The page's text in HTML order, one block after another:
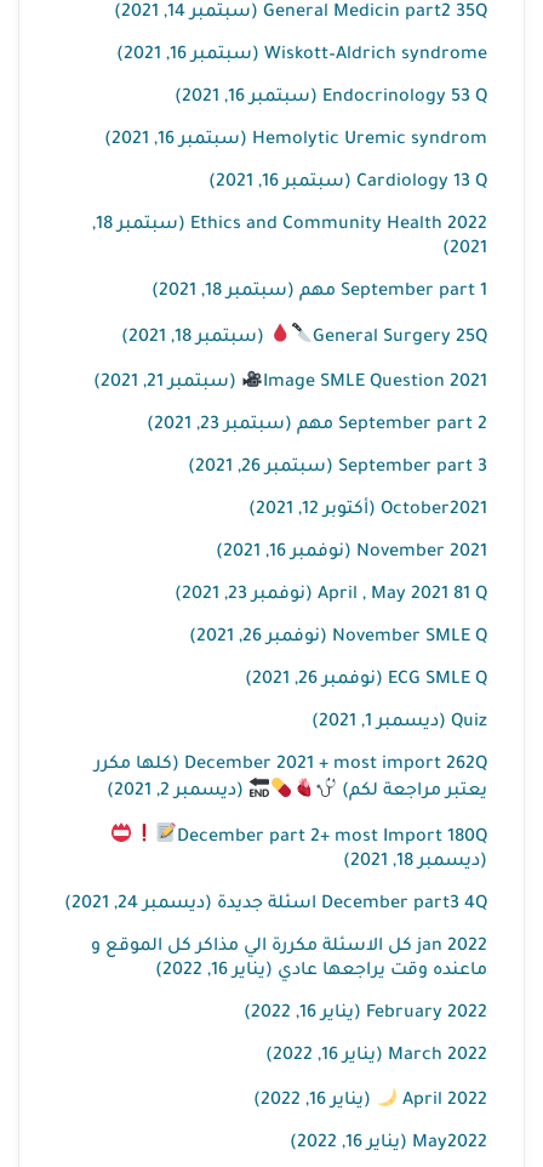
General Medicin part2 35Q (سبتمبر 14, 2021)
Wiskott–Aldrich syndrome (سبتمبر 16, 2021)
Endocrinology 53 Q (سبتمبر 16, 2021)
Hemolytic Uremic syndrom (سبتمبر 16, 2021)
Cardiology 13 Q (سبتمبر 16, 2021)
Ethics and Community Health 2022 (سبتمبر 18,
2021)
September part 1 مهم (سبتمبر 18, 2021)
General Surgery 25Q (سبتمبر 18, 2021)
Image SMLE Question 2021 (سبتمبر 21, 2021)
September part 2 مهم (سبتمبر 23, 2021)
September part 3 (سبتمبر 26, 2021)
October2021 (أكتوبر 12, 2021)
November 2021 (نوفمبر 16, 2021)
April , May 2021 81 Q (نوفمبر 23, 2021)
November SMLE Q (نوفمبر 26, 2021)
ECG SMLE Q (نوفمبر 26, 2021)
Quiz (ديسمبر 1, 2021)
December 2021 + most import 262Q (كلها مكرر
يعتبر مراجعة لكم)
(ديسمبر 2, 2021)
December part 2+ most Import 180Q
(ديسمبر 18, 2021)
December part3 4Q اسئلة جديدة (ديسمبر 24, 2021)
jan 2022 كل الاسئلة مكررة الي مذاكر كل الموقع و
ماعنده وقت يراجعها عادي (يناير 16, 2022)
February 2022 (يناير 16, 2022)
March 2022 (يناير 16, 2022)
April 2022 (يناير 16, 2022)
May2022 (يناير 16, 2022)